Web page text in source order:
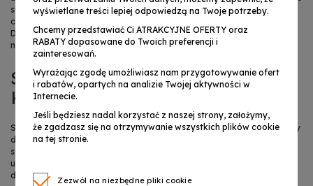
strojenia można wykorzystać też kamerton, który wydaje dźwięk A o
częstotliwości 440 Hz. To jednak starsze sposoby strojenia ukulele.
Dziś mamy do dyspozycjielektroniczne stroiki do ukuleleprzypinane
na klips do główki instrumentu. Jak stroić ukulele z pomocą stroika?
Strojenie ukulele KROK PO
KROKU
Strojenie instrumentu z elektronicznym stroikiem jest w gruncie rzeczy
dziecinnie proste. Ukulele nastroimy w typowej tonacji C. Struny
stroimy od najniższej A, dalej E, trzecia C, czwarta G. Nasz stroik jest
ustawiony na strojenie chromatyczne. Oznacza to, że dźwięk po
dźwięku będzie pokazywał kolejne etapy strojenia.
wyświetlane treści lepiej odpowiedzą na Twoje potrzeby.
Chcemy przedstawiać Ci ATRAKCYJNE OFERTY oraz
RABATY dopasowane do Twoich preferencji i
zainteresowań.
Wyrażając zgodę umożliwiasz nam przygotowywanie ofert
i rabatów, opartych na analizie Twojej aktywności w
Internecie.
Jeśli będziesz nadal korzystać z naszej strony, założymy,
że zgadzasz się na otrzymywanie wszystkich plików cookie
na tej stronie.
Zezwól na niezbędne pliki cookie